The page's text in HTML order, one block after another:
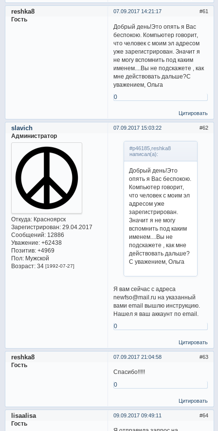
61
07.09.2017 14:21:17
reshka8
Гость
Добрый день!Это опять я Вас
беспокою. Компьютер говорит,
что человек с моим эл адресом
уже зарегистрирован. Значит я
не могу вспомнить под каким
именем....Вы не подскажете , как
мне действовать дальше?С
уважением, Ольга
0
Цитировать
62
07.09.2017 15:03:22
slavich
Администратор
Откуда:Красноярск
Зарегистрирован: 29.04.2017
Сообщений:12886
Уважение: +62438
Позитив: +4969
Пол:Мужской
Возраст:34 [1992-07-27]
#p46185,reshka8
написал(а):
Добрый день!Это
опять я Вас беспокою.
Компьютер говорит,
что человек с моим эл
адресом уже
зарегистрирован.
Значит я не могу
вспомнить под каким
именем....Вы не
подскажете , как мне
действовать дальше?
С уважением, Ольга
Я вам сейчас с адреса
newfso@mail.ru на указанный
вами email вышлю инструкцию.
Нашел я ваш аккаунт по email.
0
Цитировать
63
07.09.2017 21:04:58
reshka8
Гость
Спасибо!!!!!
0
Цитировать
64
09.09.2017 09:49:11
lisaalisa
Гость